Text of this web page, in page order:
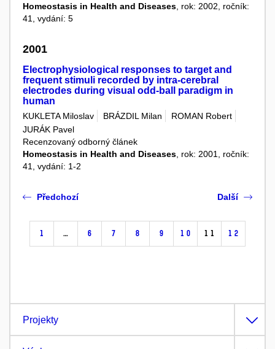
Homeostasis in Health and Diseases , rok: 2002, ročník:
41, vydání: 5
2001
Electrophysiological responses to target and
frequent stimuli recorded by intra-cerebral
electrodes during visual odd-ball paradigm in
human
KUKLETA Miloslav BRÁZDIL Milan
ROMAN Robert
JURÁK Pavel
Recenzovaný odborný článek
Homeostasis in Health and Diseases , rok: 2001, ročník:
41, vydání: 1-2
Předchozí
1 … 6 7 8 9 10 11 12
Další
Projekty